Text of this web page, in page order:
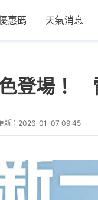
惠碼 天氣消息
登場！
新： 2026-01-07 09:45